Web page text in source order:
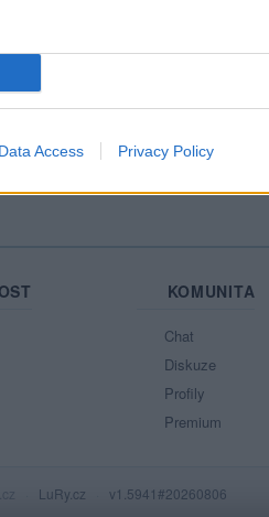
Data Access Privacy Policy
KOMUNITA
Chat
Diskuze
Profily
Premium
LuRy.cz v1.5941#20260806